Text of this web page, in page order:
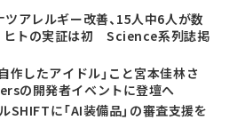
ツアレルギー改善、15人中6人が数
トの実証は初 Science系列誌掲
作したアイドル」こと宮本佳林さ
の開発者イベントに登壇へ
SHIFTに「AI装備品」の審査支援を